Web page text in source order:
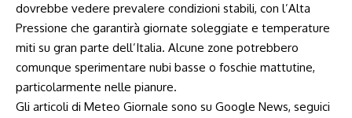
dovrebbe​ vedere⁣ prevalere⁣ condizioni stabili, con l’Alta
⁢Pressione⁣ che garantirà giornate soleggiate e temperature
miti su gran parte dell’Italia. Alcune zone‍ potrebbero
⁤comunque sperimentare⁤ nubi basse o foschie mattutine,
⁣particolarmente nelle pianure.
Gli​ articoli di Meteo Giornale sono su Google News, seguici